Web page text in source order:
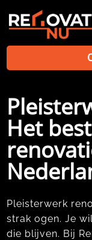
Het
Pleisterwerk
strak ogen.​ Je
die blijven.​ Bij